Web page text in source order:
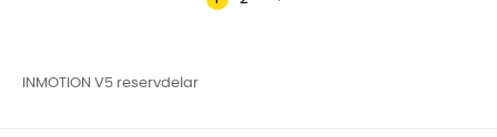
INMOTION V5 reservdelar